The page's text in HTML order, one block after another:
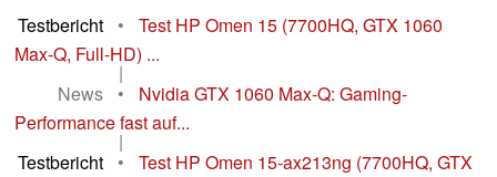
Testbericht
•
Test HP Omen 15 (7700HQ, GTX 1060
Max-Q, Full-HD) ...
|
News
•
Nvidia GTX 1060 Max-Q: Gaming-
Performance fast auf...
|
Testbericht
•
Test HP Omen 15-ax213ng (7700HQ, GTX